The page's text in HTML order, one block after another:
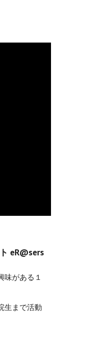
eR@sers
味がある１
⽣まで活動